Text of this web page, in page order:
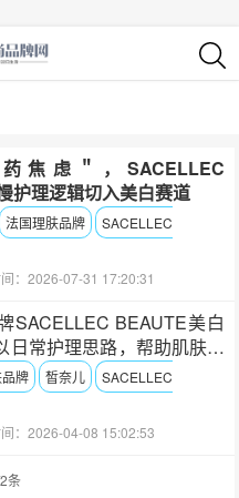
焦虑＂，SACELLEC
护理逻辑切入美白赛道
法国理肤品牌
SACELLEC
：2026-07-31 17:20:31
SACELLEC BEAUTE美白
日常护理思路，帮助肌肤保
牌 皙奈儿
SACELLEC
：2026-04-08 15:02:53
条